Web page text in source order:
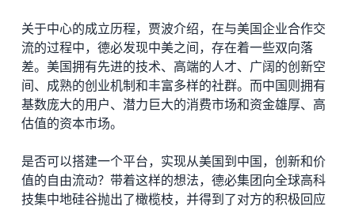
关于中心的成立历程，贾波介绍，在与美国企业合作交
流的过程中，德必发现中美之间，存在着一些双向落
差。美国拥有先进的技术、高端的人才、广阔的创新空
间、成熟的创业机制和丰富多样的社群。而中国则拥有
基数庞大的用户、潜力巨大的消费市场和资金雄厚、高
估值的资本市场。
是否可以搭建一个平台，实现从美国到中国，创新和价
值的自由流动？带着这样的想法，德必集团向全球高科
技集中地硅谷抛出了橄榄枝，并得到了对方的积极回应